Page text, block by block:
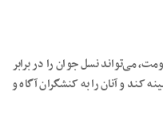
می‌تواند نسل جوان را در برابر
کند و آنان را به کنشگران آگاه و